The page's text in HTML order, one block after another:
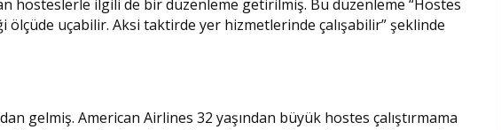
hosteslerle ilgili de bir düzenleme getirilmiş. Bu düzenleme “Hostes
ölçüde uçabilir. Aksi taktirde yer hizmetlerinde çalışabilir” şeklinde
gelmiş. American Airlines 32 yaşından büyük hostes çalıştırmama